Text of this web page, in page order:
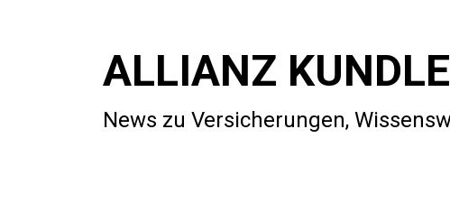
ALLIANZ
News zu Versicherungen,